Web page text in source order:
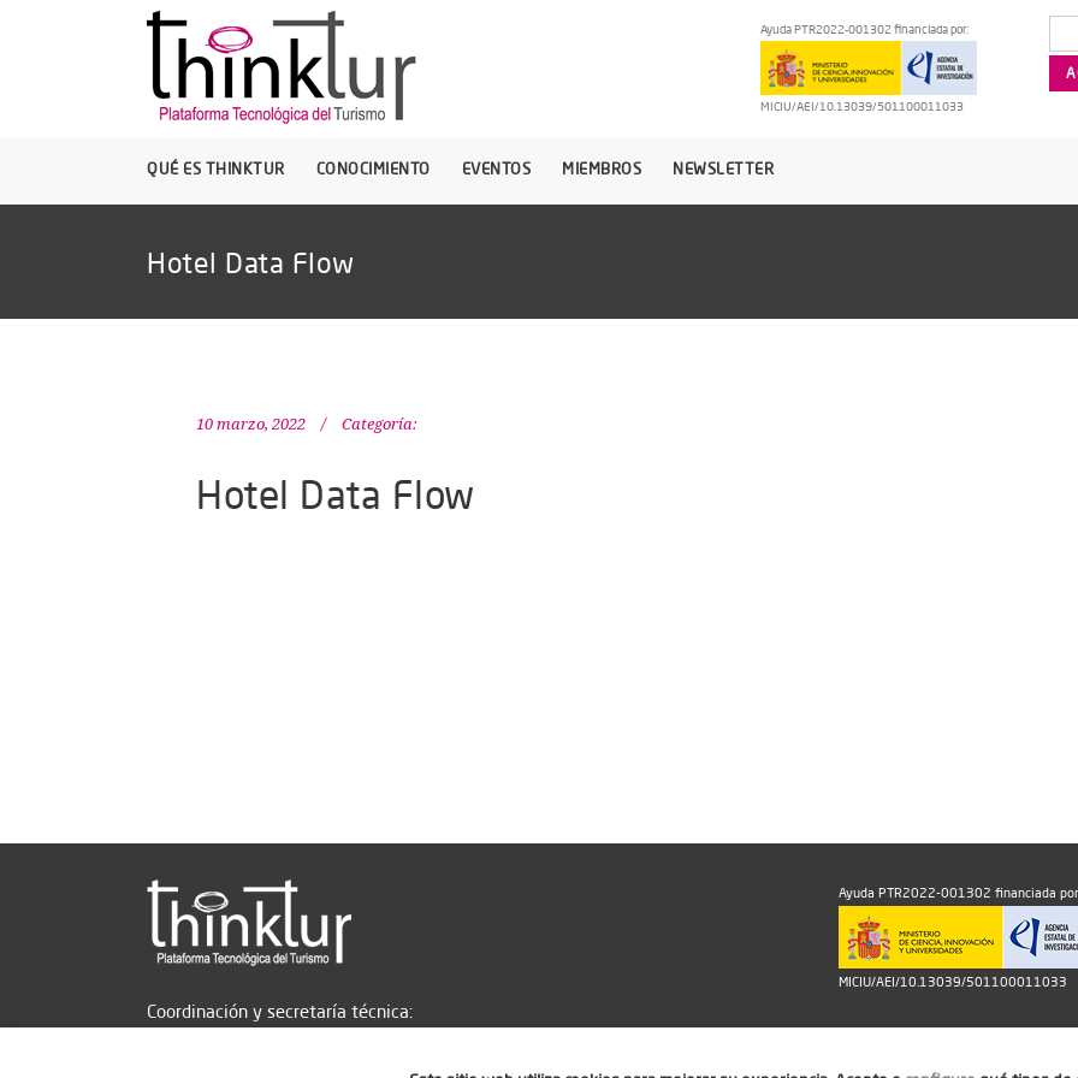
Ayuda PTR2022-001302 financiada por:
MICIU/AEI/10.13039/501100011033
QUÉ ES THINKTUR CONOCIMIENTO EVENTOS MIEMBROS NEWSLETTER
Hotel Data Flow
10 marzo, 2022 Categoría:
Hotel Data Flow
Coordinación y secretaría técnica:
Ayuda PTR2022-001302 financiada
MICIU/AEI/10.13039/501100011033